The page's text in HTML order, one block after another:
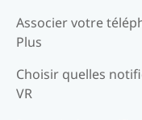
Associer votre
Plus
Choisir quelles
VR